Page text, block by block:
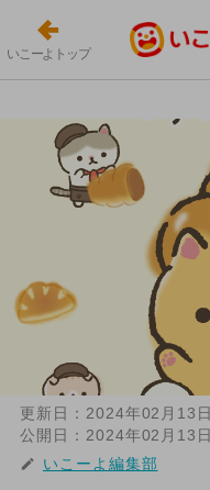
いこーよトップ
更新日： 2024年02月13日
公開日： 2024年02月13日
いこーよ編集部